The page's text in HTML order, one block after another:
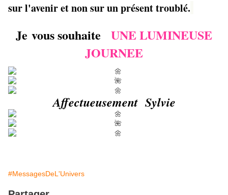
sur l'avenir et non sur un présent troublé.
Je vous souhaite UNE LUMINEUSE
JOURNEE
Affectueusement Sylvie
#MessagesDeL'Univers